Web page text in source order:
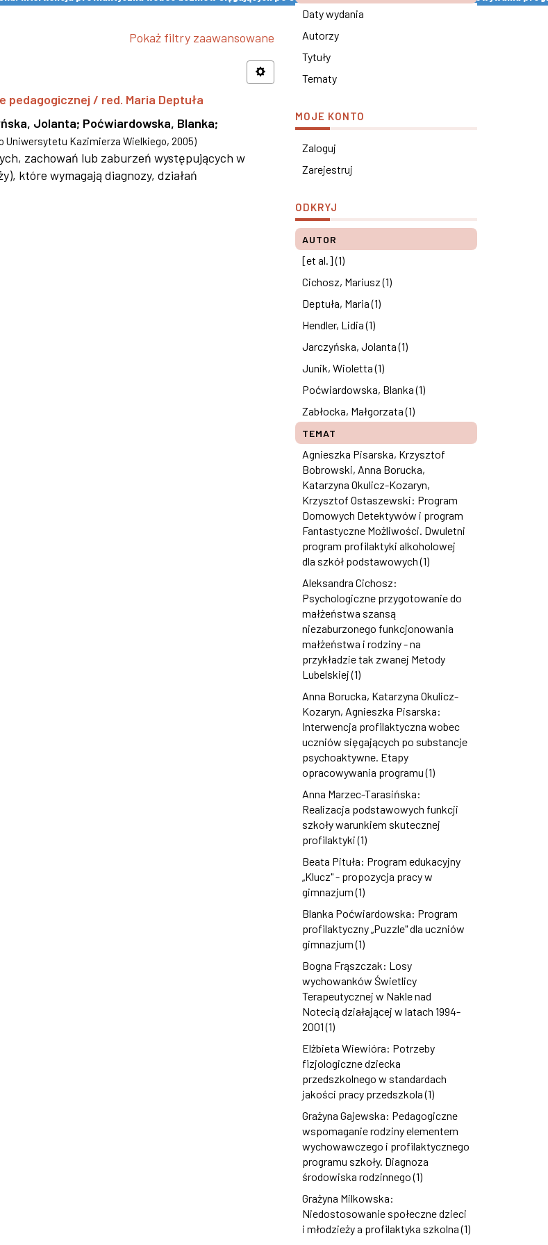
Pokaż filtry zaawansowane
/ red. Maria Deptuła
Jolanta; Poćwiardowska, Blanka;
Uniwersytetu Kazimierza Wielkiego, 2005)
zachowań lub zaburzeń występujących w
które wymagają diagnozy, działań
Daty wydania
Autorzy
Tytuły
Tematy
MOJE KONTO
Zaloguj
Zarejestruj
ODKRYJ
AUTOR
[et al.] (1)
Cichosz, Mariusz (1)
Deptuła, Maria (1)
Hendler, Lidia (1)
Jarczyńska, Jolanta (1)
Junik, Wioletta (1)
Poćwiardowska, Blanka (1)
Zabłocka, Małgorzata (1)
TEMAT
Agnieszka Pisarska, Krzysztof
Bobrowski, Anna Borucka,
Katarzyna Okulicz-Kozaryn,
Krzysztof Ostaszewski: Program
Domowych Detektywów i program
Fantastyczne Możliwości. Dwuletni
program profilaktyki alkoholowej
dla szkół podstawowych (1)
Aleksandra Cichosz:
Psychologiczne przygotowanie do
małżeństwa szansą
niezaburzonego funkcjonowania
małżeństwa i rodziny - na
przykładzie tak zwanej Metody
Lubelskiej (1)
Anna Borucka, Katarzyna Okulicz-
Kozaryn, Agnieszka Pisarska:
Interwencja profilaktyczna wobec
uczniów sięgających po substancje
psychoaktywne. Etapy
opracowywania programu (1)
Anna Marzec-Tarasińska:
Realizacja podstawowych funkcji
szkoły warunkiem skutecznej
profilaktyki (1)
Beata Pituła: Program edukacyjny
„Klucz" - propozycja pracy w
gimnazjum (1)
Blanka Poćwiardowska: Program
profilaktyczny „Puzzle" dla uczniów
gimnazjum (1)
Bogna Frąszczak: Losy
wychowanków Świetlicy
Terapeutycznej w Nakle nad
Notecią działającej w latach 1994-
2001 (1)
Elżbieta Wiewióra: Potrzeby
fizjologiczne dziecka
przedszkolnego w standardach
jakości pracy przedszkola (1)
Grażyna Gajewska: Pedagogiczne
wspomaganie rodziny elementem
wychowawczego i profilaktycznego
programu szkoły. Diagnoza
środowiska rodzinnego (1)
Grażyna Milkowska:
Niedostosowanie społeczne dzieci
i młodzieży a profilaktyka szkolna (1)